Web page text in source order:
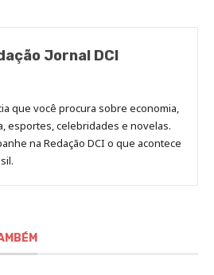
Jornal DCI
que você procura sobre economia,
esportes, celebridades e novelas.
na Redação DCI o que acontece